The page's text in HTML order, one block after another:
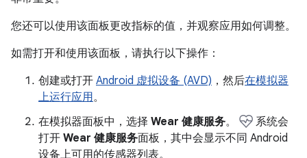
您还可以使用该面板更改指标的值，并观察应用如何调整。
如需打开和使用该面板，请执行以下操作：
创建或打开 Android 虚拟设备 (AVD) ，然后在模拟器
上运行应用。
在模拟器面板中，选择 Wear 健康服务。
系统会
打开 Wear 健康服务面板，其中会显示不同 Android
设备上可用的传感器列表。